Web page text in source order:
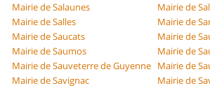
Mairie de Salaunes
Mairie de
Mairie de Salles
Mairie de
Mairie de Saucats
Mairie de
Mairie de Saumos
Mairie de
Mairie de Sauveterre de Guyenne Mairie de
Mairie de Savignac
Mairie de